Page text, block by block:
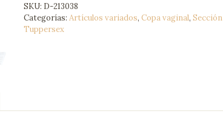
MEDICA
S
cantidad
SKU: D-213038
Categorías: Artículos variados, Copa vaginal, Sección
Tuppersex